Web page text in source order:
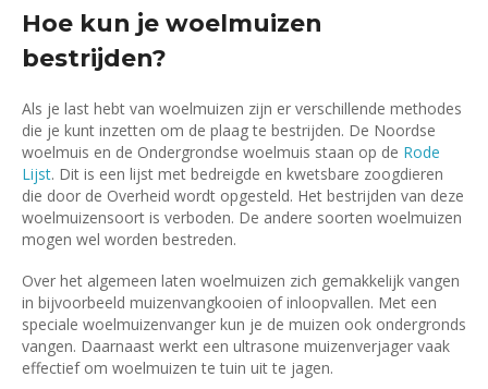
Hoe kun je woelmuizen
bestrijden?
Als je last hebt van woelmuizen zijn er verschillende methodes
die je kunt inzetten om de plaag te bestrijden. De Noordse
woelmuis en de Ondergrondse woelmuis staan op de Rode
Lijst. Dit is een lijst met bedreigde en kwetsbare zoogdieren
die door de Overheid wordt opgesteld. Het bestrijden van deze
woelmuizensoort is verboden. De andere soorten woelmuizen
mogen wel worden bestreden.
Over het algemeen laten woelmuizen zich gemakkelijk vangen
in bijvoorbeeld muizenvangkooien of inloopvallen. Met een
speciale woelmuizenvanger kun je de muizen ook ondergronds
vangen. Daarnaast werkt een ultrasone muizenverjager vaak
effectief om woelmuizen te tuin uit te jagen.